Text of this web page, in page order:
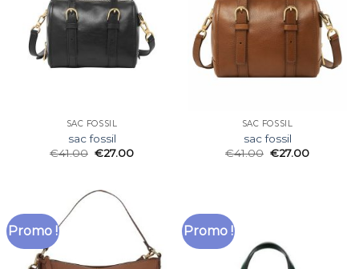
SAC FOSSIL
sac fossil
€41.00 €27.00
SAC FOSSIL
sac fossil
€41.00 €27.00
Promo ! Promo !